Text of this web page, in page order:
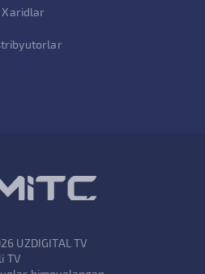
Xaridlar
UZDIGITAL TV
TV